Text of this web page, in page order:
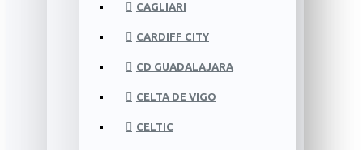
CAGLIARI
CARDIFF CITY
CD GUADALAJARA
CELTA DE VIGO
CELTIC